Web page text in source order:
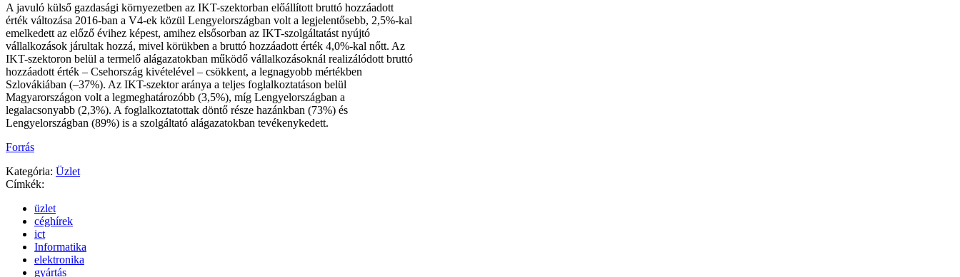
A javuló külső gazdasági környezetben az IKT-szektorban előállított bruttó hozzáadott
érték változása 2016-ban a V4-ek közül Lengyelországban volt a legjelentősebb, 2,5%-kal
emelkedett az előző évihez képest, amihez elsősorban az IKT-szolgáltatást nyújtó
vállalkozások járultak hozzá, mivel körükben a bruttó hozzáadott érték 4,0%-kal nőtt. Az
IKT-szektoron belül a termelő alágazatokban működő vállalkozásoknál realizálódott bruttó
hozzáadott érték – Csehország kivételével – csökkent, a legnagyobb mértékben
Szlovákiában (–37%). Az IKT-szektor aránya a teljes foglalkoztatáson belül
Magyarországon volt a legmeghatározóbb (3,5%), míg Lengyelországban a
legalacsonyabb (2,3%). A foglalkoztatottak döntő része hazánkban (73%) és
Lengyelországban (89%) is a szolgáltató alágazatokban tevékenykedett.
Forrás
Kategória: Üzlet
Címkék:
üzlet
céghírek
ict
Informatika
elektronika
gyártás